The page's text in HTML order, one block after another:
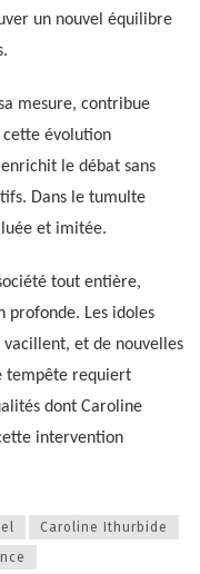
un nouvel équilibre
mesure, contribue
évolution
le débat sans
Dans le tumulte
et imitée.
tout entière,
profonde. Les idoles
vacillent, et de nouvelles
tempête requiert
dont Caroline
intervention
Caroline Ithurbide